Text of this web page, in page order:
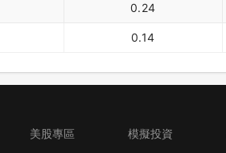
0.24
0.14
美股專區 模擬投資